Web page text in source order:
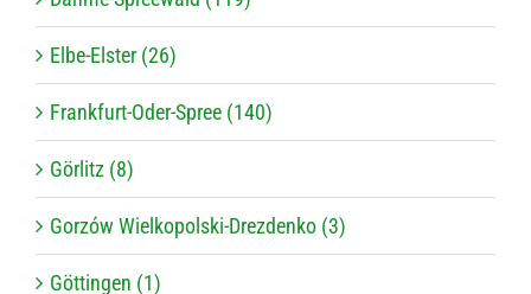
Elbe-Elster (26)
Frankfurt-Oder-Spree (140)
Görlitz (8)
Gorzów Wielkopolski-Drezdenko (3)
Göttingen (1)